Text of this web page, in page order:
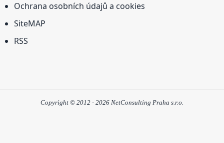
Ochrana osobních údajů a cookies
SiteMAP
RSS
Copyright © 2012 - 2026 NetConsulting Praha s.r.o.